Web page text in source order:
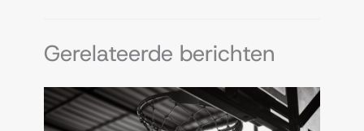
Gerelateerde berichten